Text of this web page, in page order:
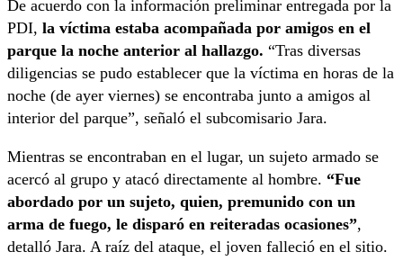
De acuerdo con la información preliminar entregada por la
PDI, la víctima estaba acompañada por amigos en el
parque la noche anterior al hallazgo. “Tras diversas
diligencias se pudo establecer que la víctima en horas de la
noche (de ayer viernes) se encontraba junto a amigos al
interior del parque”, señaló el subcomisario Jara.
Mientras se encontraban en el lugar, un sujeto armado se
acercó al grupo y atacó directamente al hombre. “Fue
abordado por un sujeto, quien, premunido con un
arma de fuego, le disparó en reiteradas ocasiones”,
detalló Jara. A raíz del ataque, el joven falleció en el sitio.